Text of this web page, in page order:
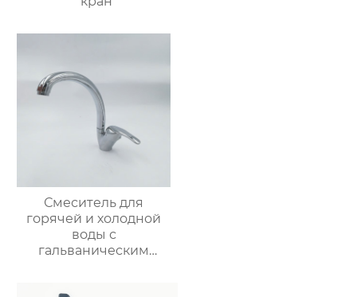
Смеситель для
горячей и холодной
воды с
гальваническим